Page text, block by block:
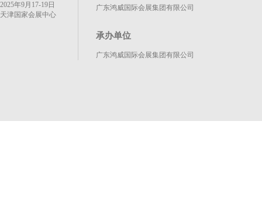
2025年9月17-19日
天津国家会展中心
广东鸿威国际会展集团有限公司
承办单位
广东鸿威国际会展集团有限公司